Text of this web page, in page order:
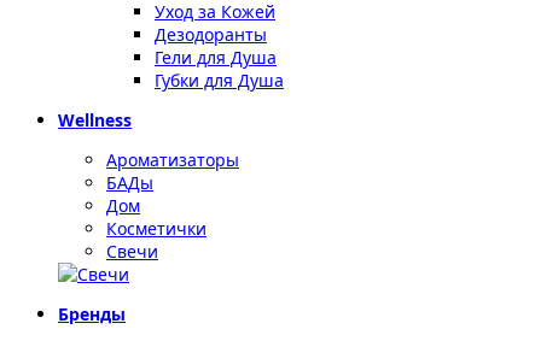
Уход за Кожей
Дезодоранты
Гели для Душа
Губки для Душа
Wellness
Ароматизаторы
БАДы
Дом
Косметички
Свечи
Бренды